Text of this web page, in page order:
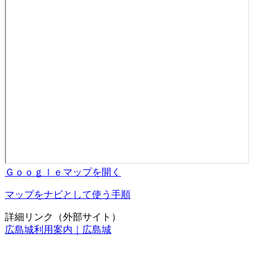
Ｇｏｏｇｌｅマップを開く
マップをナビとして使う手順
詳細リンク（外部サイト）
広島城利用案内｜広島城